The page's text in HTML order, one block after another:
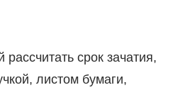
срок зачатия,
листом бумаги,